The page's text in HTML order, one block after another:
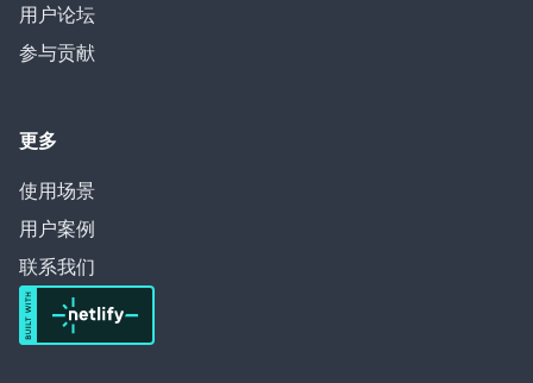
用户论坛
参与贡献
更多
使用场景
用户案例
联系我们